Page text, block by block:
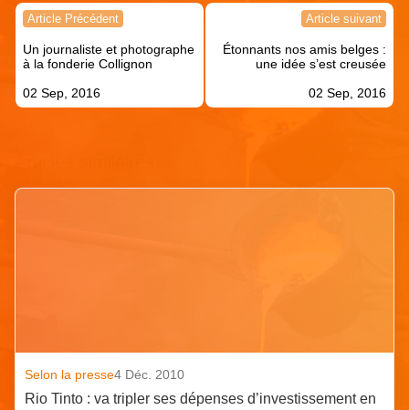
Navigation
l’article
Article Précédent
Un journaliste et photographe
à la fonderie Collignon
02 Sep, 2016
Article suivant
Étonnants nos amis belges :
une idée s’est creusée
02 Sep, 2016
Selon la presse4 Déc. 2010
Rio Tinto : va tripler ses dépenses d’investissement en